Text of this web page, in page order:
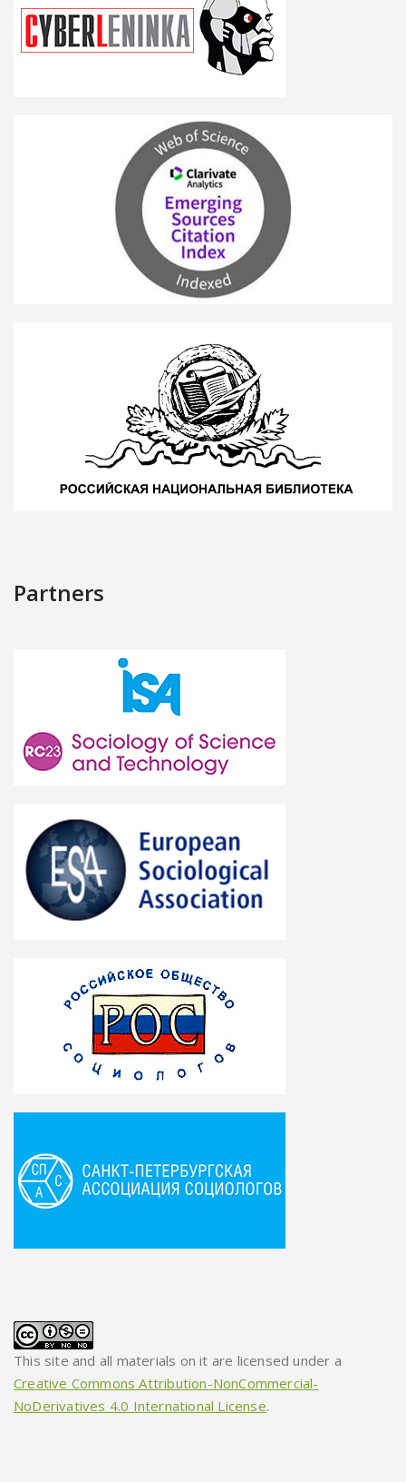
Partners
This site and all materials on it are licensed under a
Creative Commons Attribution-NonCommercial-
NoDerivatives 4.0 International License.